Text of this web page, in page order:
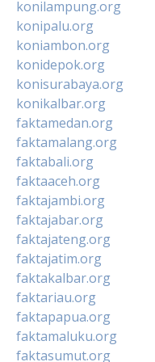
konilampung.org
konipalu.org
koniambon.org
konidepok.org
konisurabaya.org
konikalbar.org
faktamedan.org
faktamalang.org
faktabali.org
faktaaceh.org
faktajambi.org
faktajabar.org
faktajateng.org
faktajatim.org
faktakalbar.org
faktariau.org
faktapapua.org
faktamaluku.org
faktasumut.org